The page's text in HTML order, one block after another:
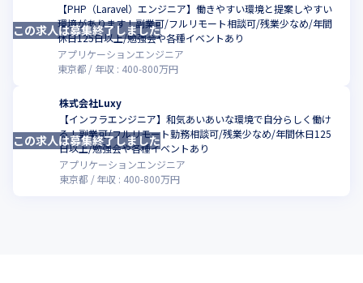
【PHP（Laravel）エンジニア】働きやすい環境と提案しやすい
環境があります！副業可/フルリモート相談可/残業少なめ/年間
休日125日以上/勉強会や各種イベントあり
アプリケーションエンジニア
東京都
年収 : 400-800万円
この求人は募集終了しました
株式会社Luxy
【インフラエンジニア】和気あいあいな環境で自分らしく働け
る！副業可/フルリモート勤務相談可/残業少なめ/年間休日125
日以上/勉強会や各種イベントあり
アプリケーションエンジニア
東京都
年収 : 400-800万円
この求人は募集終了しました